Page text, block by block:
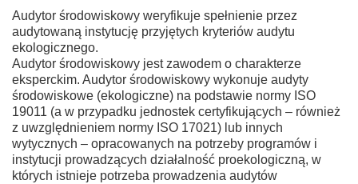
Audytor środowiskowy weryfikuje spełnienie przez
audytowaną instytucję przyjętych kryteriów audytu
ekologicznego.
Audytor środowiskowy jest zawodem o charakterze
eksperckim. Audytor środowiskowy wykonuje audyty
środowiskowe (ekologiczne) na podstawie normy ISO
19011 (a w przypadku jednostek certyfikujących – również
z uwzględnieniem normy ISO 17021) lub innych
wytycznych – opracowanych na potrzeby programów i
instytucji prowadzących działalność proekologiczną, w
których istnieje potrzeba prowadzenia audytów